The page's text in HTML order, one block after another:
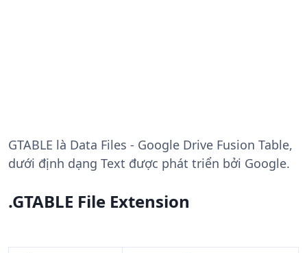
GTABLE là Data Files - Google Drive Fusion Table,
dưới định dạng Text được phát triển bởi Google.
.GTABLE File Extension